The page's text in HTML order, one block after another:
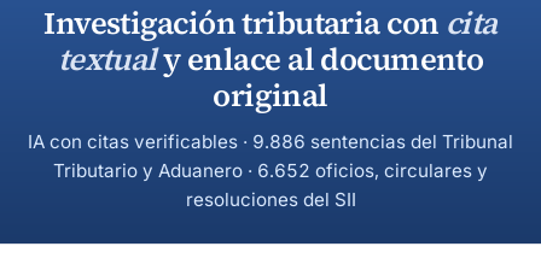
Investigación tributaria con cita
textualy enlace al documento
original
IA con citas verificables · 9.886 sentencias del Tribunal
Tributario y Aduanero · 6.652 oficios, circulares y
resoluciones del SII